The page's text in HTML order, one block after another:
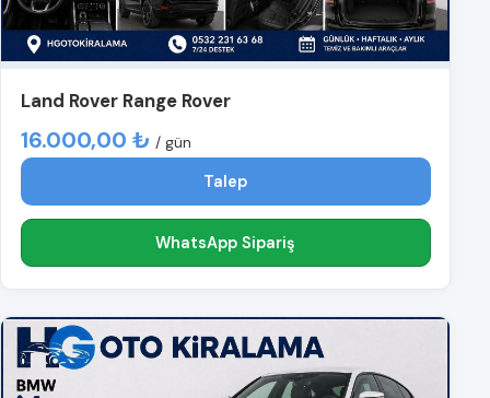
Land Rover Range Rover
16.000,00 ₺ / gün
Talep
WhatsApp Sipariş